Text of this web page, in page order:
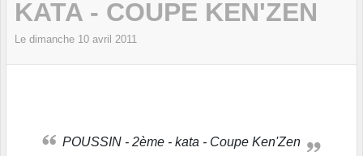
KATA - COUPE KEN'ZEN
Le dimanche 10 avril 2011
POUSSIN - 2ème - kata - Coupe Ken'Zen